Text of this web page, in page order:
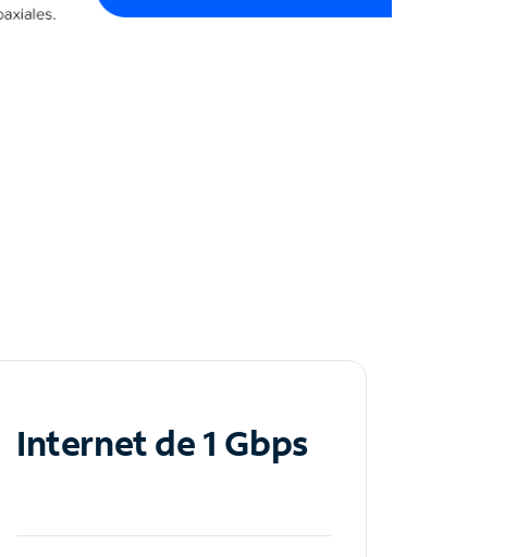
Internet de 1 Gbps